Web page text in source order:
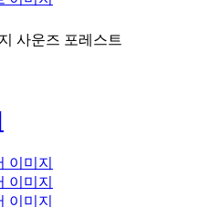
사운즈 포레스트